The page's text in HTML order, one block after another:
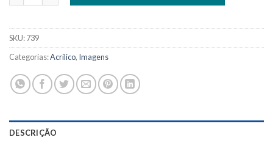
SKU:739
Categorias:Acrílico, Imagens
DESCRIÇÃO